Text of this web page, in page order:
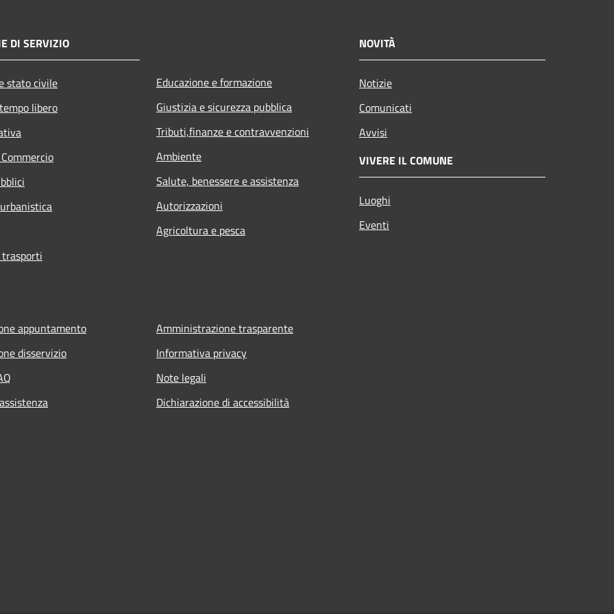
DI SERVIZIO
stato civile
libero
Educazione e formazione
Giustizia e sicurezza pubblica
Tributi,finanze e contravvenzioni
Ambiente
Salute, benessere e assistenza
Autorizzazioni
Agricoltura e pesca
NOVITÀ
Notizie
Comunicati
Avvisi
VIVERE IL COMUNE
Luoghi
Eventi
appuntamento
disservizio
Amministrazione trasparente
Informativa privacy
Note legali
Dichiarazione di accessibilità